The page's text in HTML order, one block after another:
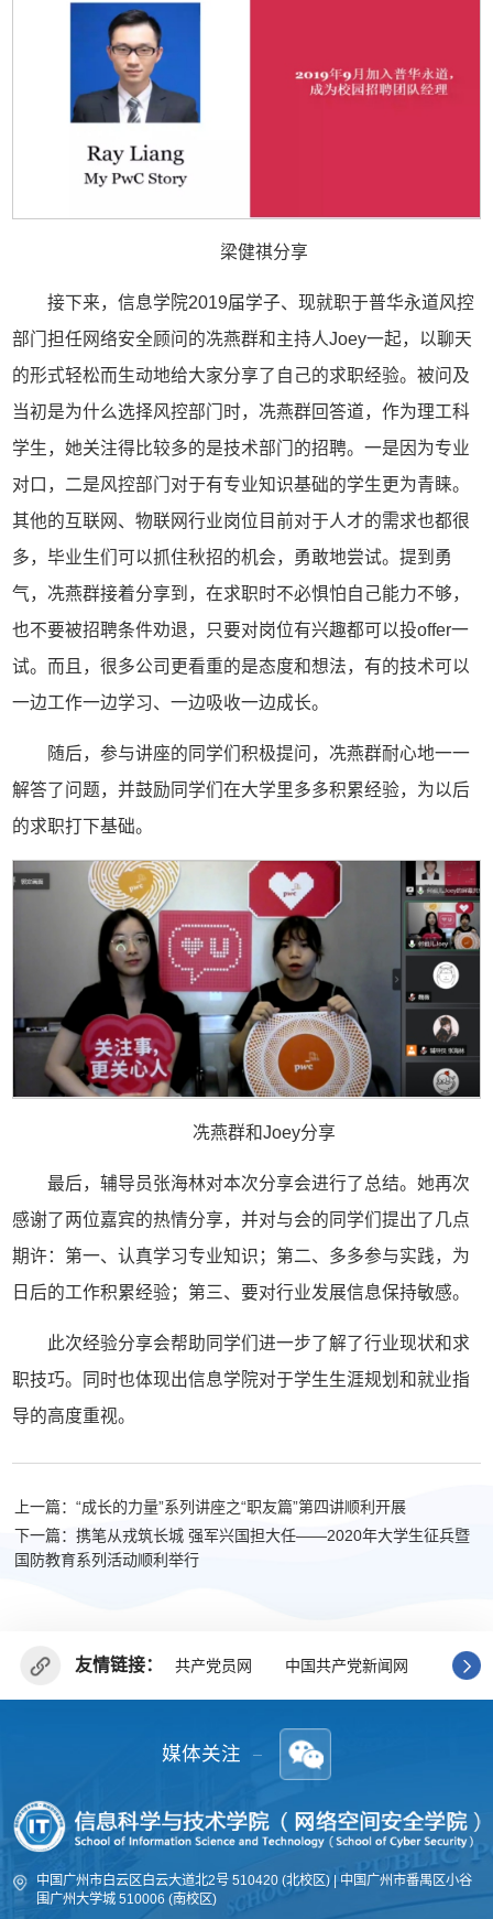
梁健祺分享
接下来，信息学院2019届学子、现就职于普华永道风控
部门担任网络安全顾问的冼燕群和主持人Joey一起，以聊天
的形式轻松而生动地给大家分享了自己的求职经验。被问及
当初是为什么选择风控部门时，冼燕群回答道，作为理工科
学生，她关注得比较多的是技术部门的招聘。一是因为专业
对口，二是风控部门对于有专业知识基础的学生更为青睐。
其他的互联网、物联网行业岗位目前对于人才的需求也都很
多，毕业生们可以抓住秋招的机会，勇敢地尝试。提到勇
气，冼燕群接着分享到，在求职时不必惧怕自己能力不够，
也不要被招聘条件劝退，只要对岗位有兴趣都可以投offer一
试。而且，很多公司更看重的是态度和想法，有的技术可以
一边工作一边学习、一边吸收一边成长。
随后，参与讲座的同学们积极提问，冼燕群耐心地一一
解答了问题，并鼓励同学们在大学里多多积累经验，为以后
的求职打下基础。
冼燕群和Joey分享
最后，辅导员张海林对本次分享会进行了总结。她再次
感谢了两位嘉宾的热情分享，并对与会的同学们提出了几点
期许：第一、认真学习专业知识；第二、多多参与实践，为
日后的工作积累经验；第三、要对行业发展信息保持敏感。
此次经验分享会帮助同学们进一步了解了行业现状和求
职技巧。同时也体现出信息学院对于学生生涯规划和就业指
导的高度重视。
上一篇：“成长的力量”系列讲座之“职友篇”第四讲顺利开展
下一篇：携笔从戎筑长城 强军兴国担大任——2020年大学生征兵暨
国防教育系列活动顺利举行
友情链接： 共产党员网 中国共产党新闻网 广东
中国广州市白云区白云大道北2号 510420 (北校区) | 中国广州市番禺区小谷
围广州大学城 510006 (南校区)
媒体关注